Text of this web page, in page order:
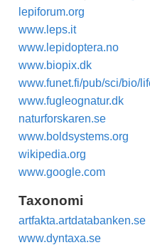
lepiforum.org
www.leps.it
www.lepidoptera.no
www.biopix.dk
www.funet.fi/pub/sci/bio/
www.fugleognatur.dk
naturforskaren.se
www.boldsystems.org
wikipedia.org
www.google.com
Taxonomi
artfakta.artdatabanken.se
www.dyntaxa.se